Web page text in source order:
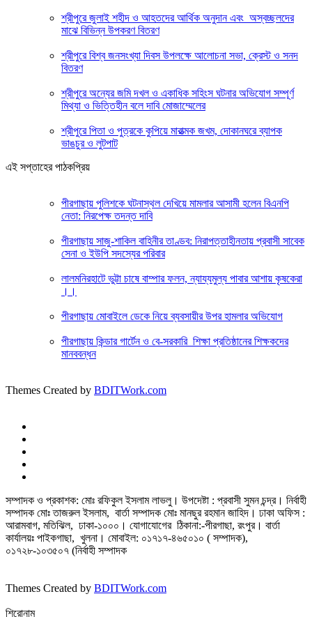
শ্রীপুরে জুলাই শহীদ ও আহতদের আর্থিক অনুদান এবং অস্বচ্ছলদের
মাঝে বিভিন্ন উপকরণ বিতরণ
শ্রীপুরে বিশ্ব জনসংখ্যা দিবস উপলক্ষে আলোচনা সভা, ক্রেস্ট ও সনদ
বিতরণ
শ্রীপুরে অন্যের জমি দখল ও একাধিক সহিংস ঘটনার অভিযোগ সম্পূর্ণ
মিথ্যা ও ভিত্তিহীন বলে দাবি মোজাম্মেলের
শ্রীপুরে পিতা ও পুত্রকে কুপিয়ে মারাত্মক জখম, দোকানঘরে ব্যাপক
ভাঙচুর ও লুটপাট
এই সপ্তাহের পাঠকপ্রিয়
পীরগাছায় পুলিশকে ঘটনাস্থল দেখিয়ে মামলার আসামী হলেন বিএনপি
নেতা: নিরপেক্ষ তদন্ত দাবি
পীরগাছায় সাজু-শাকিল বাহিনীর তাণ্ডব: নিরাপত্তাহীনতায় প্রবাসী সাবেক
সেনা ও ইউপি সদস্যের পরিবার
লালমনিরহাটে ভুট্টা চাষে বাম্পার ফলন, ন্যায্যমুল্য পাবার আশায় কৃষকেরা
।।
পীরগাছায় মোবাইলে ডেকে নিয়ে ব্যবসায়ীর উপর হামলার অভিযোগ
পীরগাছায় কিন্ডার গার্টেন ও বে-সরকারি শিক্ষা প্রতিষ্ঠানের শিক্ষকদের
মানববন্ধন
Themes Created by BDITWork.com
সম্পাদক ও প্রকাশক: মোঃ রফিকুল ইসলাম লাভলু। উপদেষ্টা : প্রবাসী সুমন চন্দ্র। নির্বাহী
সম্পাদক মোঃ তাজরুল‌‌ ইসলাম, বার্তা সম্পাদক মোঃ মানছুর রহমান জাহিদ। ঢাকা অফিস :
আরামবাগ, মতিঝিল, ঢাকা-১০০০। যোগাযোগের ঠিকানা:-পীরগাছা‌, রংপুর। বার্তা
কার্যালয়ঃ পাইকগাছা, খুলনা। মোবাইল: ০১৭১৭-৪৬৫০১০ ( সম্পাদক),
০১৭২৮-১০৩৫০৭ (নির্বাহী সম্পাদক
Themes Created by BDITWork.com
শিরোনাম